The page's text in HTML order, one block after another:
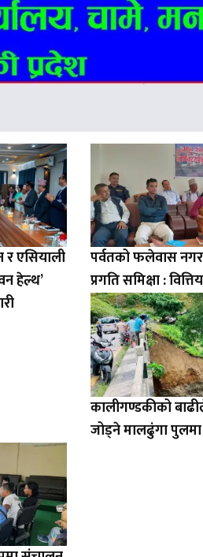
एसियाली
हेल्थ’
पर्वतको फलेवास
प्रगति समिक्षा :
कालीगण्डकीको
जोड्ने मालढुंगा पुलमा